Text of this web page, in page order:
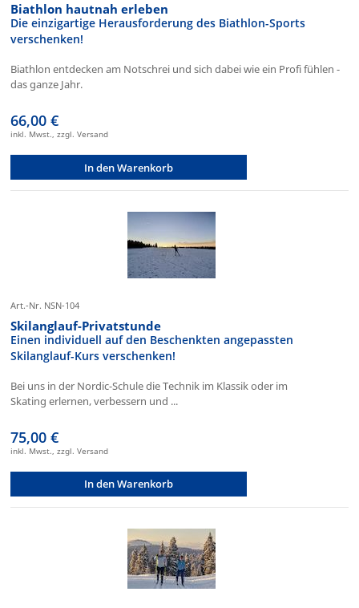
Biathlon hautnah erleben
Die einzigartige Herausforderung des Biathlon-Sports
verschenken!
Biathlon entdecken am Notschrei und sich dabei wie ein Profi fühlen -
das ganze Jahr.
66,00 €
inkl. Mwst., zzgl. Versand
In den Warenkorb
Art.-Nr. NSN-104
Skilanglauf-Privatstunde
Einen individuell auf den Beschenkten angepassten
Skilanglauf-Kurs verschenken!
Bei uns in der Nordic-Schule die Technik im Klassik oder im
Skating erlernen, verbessern und ...
75,00 €
inkl. Mwst., zzgl. Versand
In den Warenkorb